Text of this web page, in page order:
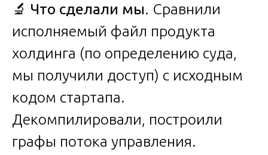
🔬 Что сделали мы. Сравнили
исполняемый файл продукта
холдинга (по определению суда,
мы получили доступ) с исходным
кодом стартапа.
Декомпилировали, построили
графы потока управления.